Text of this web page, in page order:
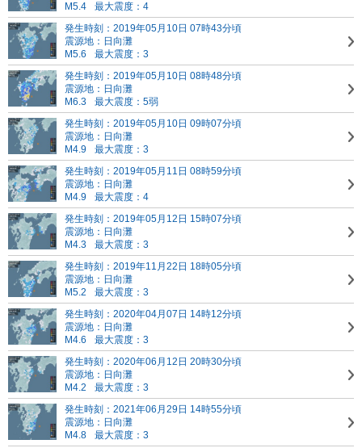
M5.4
最大震度：4
発生時刻：2019年05月10日 07時43分頃
震源地：日向灘
M5.6
最大震度：3
発生時刻：2019年05月10日 08時48分頃
震源地：日向灘
M6.3
最大震度：5弱
発生時刻：2019年05月10日 09時07分頃
震源地：日向灘
M4.9
最大震度：3
発生時刻：2019年05月11日 08時59分頃
震源地：日向灘
M4.9
最大震度：4
発生時刻：2019年05月12日 15時07分頃
震源地：日向灘
M4.3
最大震度：3
発生時刻：2019年11月22日 18時05分頃
震源地：日向灘
M5.2
最大震度：3
発生時刻：2020年04月07日 14時12分頃
震源地：日向灘
M4.6
最大震度：3
発生時刻：2020年06月12日 20時30分頃
震源地：日向灘
M4.2
最大震度：3
発生時刻：2021年06月29日 14時55分頃
震源地：日向灘
M4.8
最大震度：3